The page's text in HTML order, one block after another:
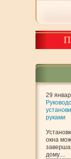
29
руками
окна
дому....